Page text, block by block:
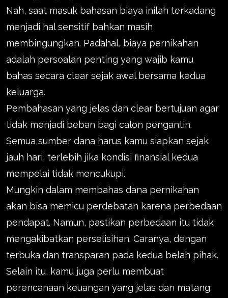
Nah, saat masuk bahasan biaya inilah terkadang
menjadi hal sensitif bahkan masih
membingungkan. Padahal, biaya pernikahan
adalah persoalan penting yang wajib kamu
bahas secara clear sejak awal bersama kedua
keluarga.
Pembahasan yang jelas dan clear bertujuan agar
tidak menjadi beban bagi calon pengantin.
Semua sumber dana harus kamu siapkan sejak
jauh hari, terlebih jika kondisi finansial kedua
mempelai tidak mencukupi.
Mungkin dalam membahas dana pernikahan
akan bisa memicu perdebatan karena perbedaan
pendapat. Namun, pastikan perbedaan itu tidak
mengakibatkan perselisihan. Caranya, dengan
terbuka dan transparan pada kedua belah pihak.
Selain itu, kamu juga perlu membuat
perencanaan keuangan yang jelas dan matang